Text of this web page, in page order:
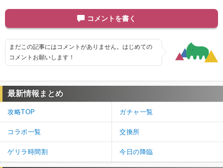
コメントを書く
まだこの記事にはコメントがありません。はじめての
コメントお願いします！
最新情報まとめ
攻略TOP ガチャ一覧
コラボ一覧 交換所
ゲリラ時間割 今日の降臨